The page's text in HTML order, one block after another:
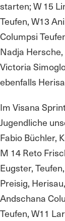
starten; W 15
Teufen, W13
Columpsi
Nadja
Victoria
ebenfalls
Im Visana
Jugendliche
Fabio Büchler,
M 14 Reto
Eugster,
Preisig,
Andschana
Teufen, W11